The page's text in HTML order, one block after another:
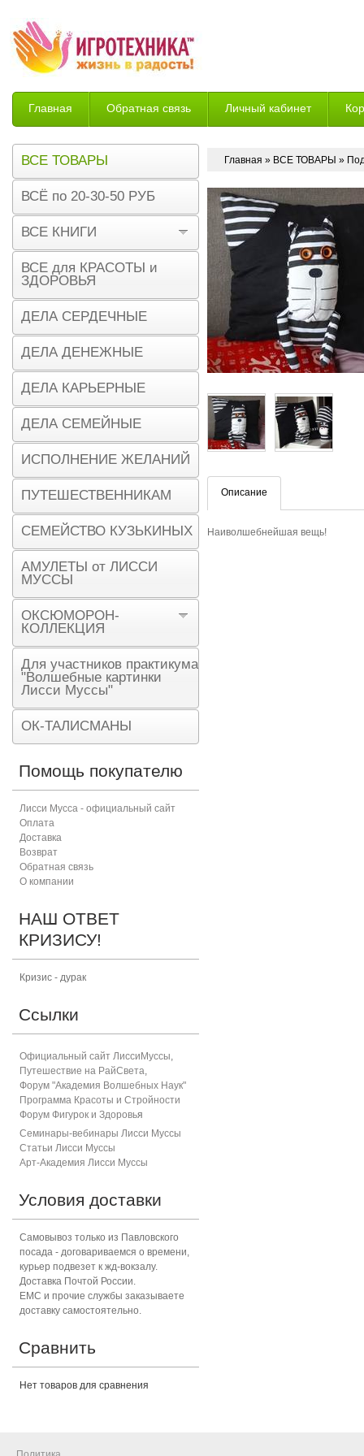
Главная Обратная связь Личный кабинет
Возврат
Главная » ВСЕ ТОВАРЫ »
Описание
Наиволшебнейшая вещь!
ВСЕ ТОВАРЫ
ВСЁ по 20-30-50 РУБ
ВСЕ КНИГИ
ВСЕ для КРАСОТЫ и
ЗДОРОВЬЯ
ДЕЛА СЕРДЕЧНЫЕ
ДЕЛА ДЕНЕЖНЫЕ
ДЕЛА КАРЬЕРНЫЕ
ДЕЛА СЕМЕЙНЫЕ
ИСПОЛНЕНИЕ ЖЕЛАНИЙ
ПУТЕШЕСТВЕННИКАМ
СЕМЕЙСТВО КУЗЬКИНЫХ
АМУЛЕТЫ от ЛИССИ
МУССЫ
ОКСЮМОРОН-
КОЛЛЕКЦИЯ
Для участников практикума
"Волшебные картинки
Лисси Муссы"
ОК-ТАЛИСМАНЫ
Помощь покупателю
Лисси Мусса - официальный сайт
Оплата
Доставка
Возврат
Обратная связь
О компании
НАШ ОТВЕТ
КРИЗИСУ!
Кризис - дурак
Ссылки
Официальный сайт ЛиссиМуссы,
Путешествие на РайСвета,
Форум "Академия Волшебных Наук"
Программа Красоты и Стройности
Форум Фигурок и Здоровья
Семинары-вебинары Лисси Муссы
Статьи Лисси Муссы
Арт-Академия Лисси Муссы
Условия доставки
Самовывоз только из Павловского
посада - договариваемся о времени,
курьер подвезет к жд-вокзалу.
Доставка Почтой России.
ЕМС и прочие службы заказываете
доставку самостоятельно.
Сравнить
Нет товаров для сравнения